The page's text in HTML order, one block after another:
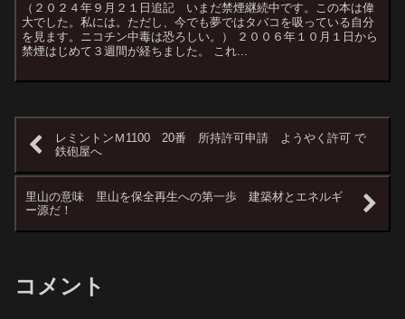
（２０２４年９月２１日追記 いまだ禁煙継続中です。この本は偉
大でした。私には。ただし、今でも夢ではタバコを吸っている自分
を見ます。ニコチン中毒は恐ろしい。） ２００６年１０月１日から
禁煙はじめて３週間が経ちました。 これ...
レミントンＭ1100 20番 所持許可申請 ようやく許可 で
鉄砲屋へ
里山の意味 里山を保全再生への第一歩 建築材とエネルギ
ー源だ！
コメント